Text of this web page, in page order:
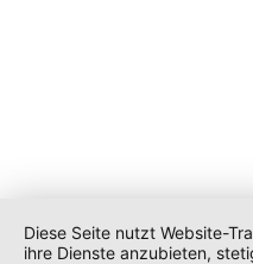
Diese Seite nutzt Website-
ihre Dienste anzubieten,